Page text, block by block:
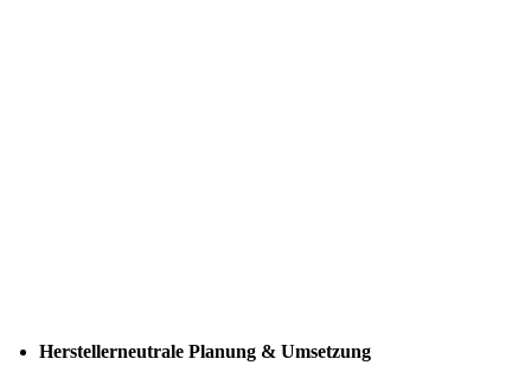
Herstellerneutrale Planung & Umsetzung